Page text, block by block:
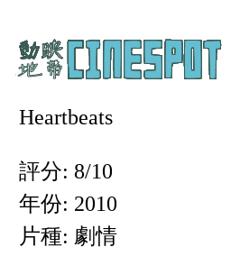
Heartbeats
評分: 8/10
年份: 2010
片種: 劇情